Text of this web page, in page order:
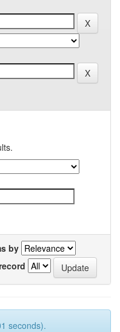
by
seconds).